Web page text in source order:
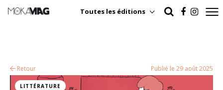
Toutes les éditions
Retour Publié le 29 août 2025
LITTÉRATURE